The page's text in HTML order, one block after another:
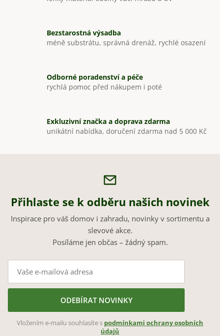
í
p
k
y
p
i
Bezstarostná výsadba
méně substrátu, správná drenáž, rychlé osazení
Odborné poradenství a péče
rychlá pomoc před nákupem i poté
Exkluzivní značka a doprava zdarma
unikátní nabídka, doručení zdarma nad 5 000 Kč
Přihlaste se k odběru našich novinek
Inspirace pro váš domov i zahradu, novinky v sortimentu a
slevové akce.
Posíláme jen občas – žádný spam.
ODEBÍRAT NOVINKY
Vložením e-mailu souhlasíte s podmínkami ochrany osobních
údajů